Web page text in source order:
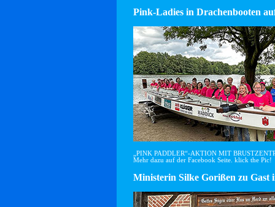
Pink-Ladies in Drachenbooten
„PINK PADDLER“-AKTION MIT
Mehr dazu auf der Facebook Seite. klick the Pic!
Ministerin Silke Gorißen zu Gast